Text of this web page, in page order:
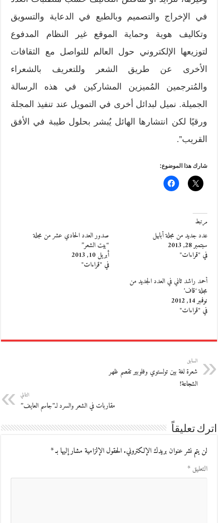
في الإخراج والتصميم وبالطبع في الدعاية والتسويق
وتكاليف هوية وحماية الموقع غير النظام المدفوع
لتوزيعها الإلكتروني حول العالم للتواصل مع الثقافات
الأخرى عن طريق الشعر وللتعريف بالشعراء
والمُترجمين المُميزين المشاركين في هذه الرسالة
الجميلة. نميل لبدائل أخرى في التمويل عند تنفيذ المجلة
ورقيًا لكن انتشارها الهائل يُبشر بحلول طيبة في الأفق
القريب”.
شارك هذا الموضوع:
مرتبط
عدد جديد من مجلة أبابيل
سبتمبر 28, 2013
في "قراءات"
صدور العدد الحادي عشر من مجلة
“بيت الشعر”
أبريل 10, 2013
في "قراءات"
أحمد راشد ثاني في العدد الجديد من
مجلة ‘قاف’
نوفمبر 14, 2012
في "قراءات"
السابق
شعرة لغة بين تولستوي وفلوبير تقصم ظهر
الشجاعة!
التالي
مقاربات في الشعر والسرد لـ”جاسم العايف”
اترك تعليقاً
لن يتم نشر عنوان بريدك الإلكتروني.الحقول الإلزامية مشار إليها بـ*
التعليق*